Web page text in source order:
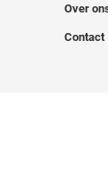
Over
Contact